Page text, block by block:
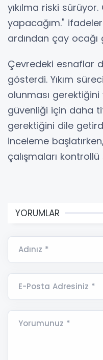
yıkılma riski
yapacağım."
ardından çay ocağı
Çevredeki esnaflar
gösterdi. Yıkım
olunması
güvenliği için daha
gerektiğini dile
inceleme
çalışmaları
YORUMLAR
Adınız *
E-Posta Adresiniz *
Yorumunuz *